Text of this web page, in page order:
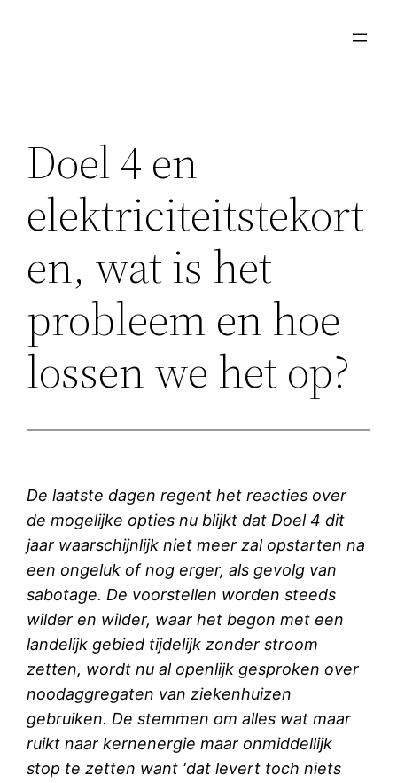
Doel 4 en
elektriciteitstekort
en, wat is het
probleem en hoe
lossen we het op?
De laatste dagen regent het reacties over
de mogelijke opties nu blijkt dat Doel 4 dit
jaar waarschijnlijk niet meer zal opstarten na
een ongeluk of nog erger, als gevolg van
sabotage. De voorstellen worden steeds
wilder en wilder, waar het begon met een
landelijk gebied tijdelijk zonder stroom
zetten, wordt nu al openlijk gesproken over
noodaggregaten van ziekenhuizen
gebruiken. De stemmen om alles wat maar
ruikt naar kernenergie maar onmiddellijk
stop te zetten want ‘dat levert toch niets